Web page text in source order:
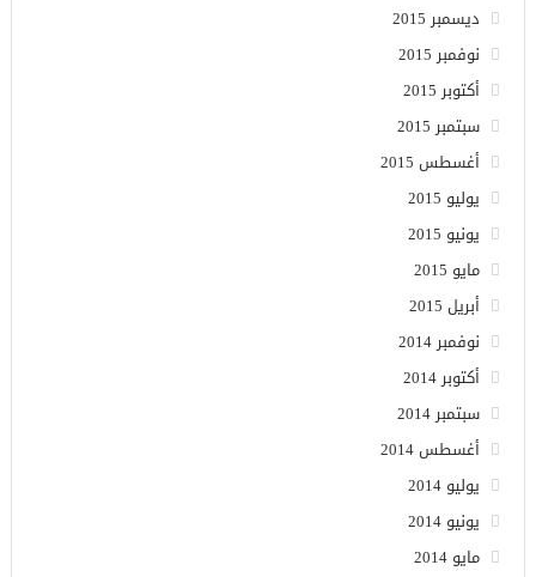
ديسمبر 2015
نوفمبر 2015
أكتوبر 2015
سبتمبر 2015
أغسطس 2015
يوليو 2015
يونيو 2015
مايو 2015
أبريل 2015
نوفمبر 2014
أكتوبر 2014
سبتمبر 2014
أغسطس 2014
يوليو 2014
يونيو 2014
مايو 2014